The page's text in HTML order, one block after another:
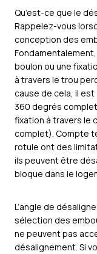
Qu’est-ce que le
Rappelez-vous
conception des
boulon ou une
à travers le trou
cause de cela, il
360 degrés
fixation à travers le
complet). Compte
rotule ont des
ils peuvent être
bloque dans le
L’angle de
sélection des
ne peuvent pas
désalignement. Si